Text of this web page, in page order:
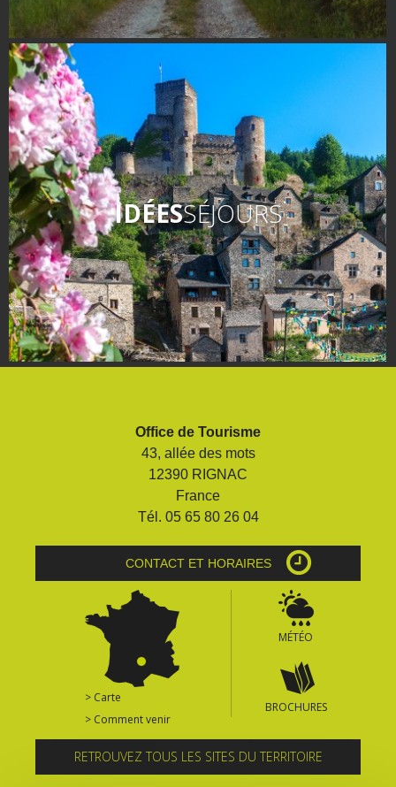
IDÉESSÉJOURS
Office de Tourisme
43, allée des mots
12390 RIGNAC
France
Tél. 05 65 80 26 04
CONTACT ET HORAIRES
> Carte
> Comment venir
MÉTÉO
BROCHURES
RETROUVEZ TOUS LES SITES DU TERRITOIRE